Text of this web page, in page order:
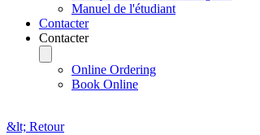
Manuel de l'étudiant
Contacter
Contacter
Online Ordering
Book Online
&lt; Retour